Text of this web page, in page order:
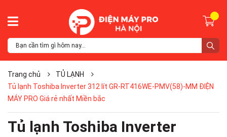
Trang chủ
TỦ LẠNH
Tủ lạnh Toshiba Inverter 312 lít GR-RT416WE-PMV(58)-MM ĐIỆN
MÁY PRO Giá rẻ nhất Miền bắc
Tủ lạnh Toshiba Inverter